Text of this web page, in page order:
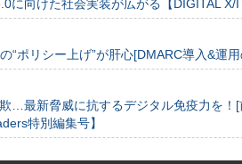
に向けた社会実装が広がる【DIGITAL X/
“ポリシー上げ”が肝心[DMARC導入&運
…最新脅威に抗するデジタル免疫力を！
特別編集号】